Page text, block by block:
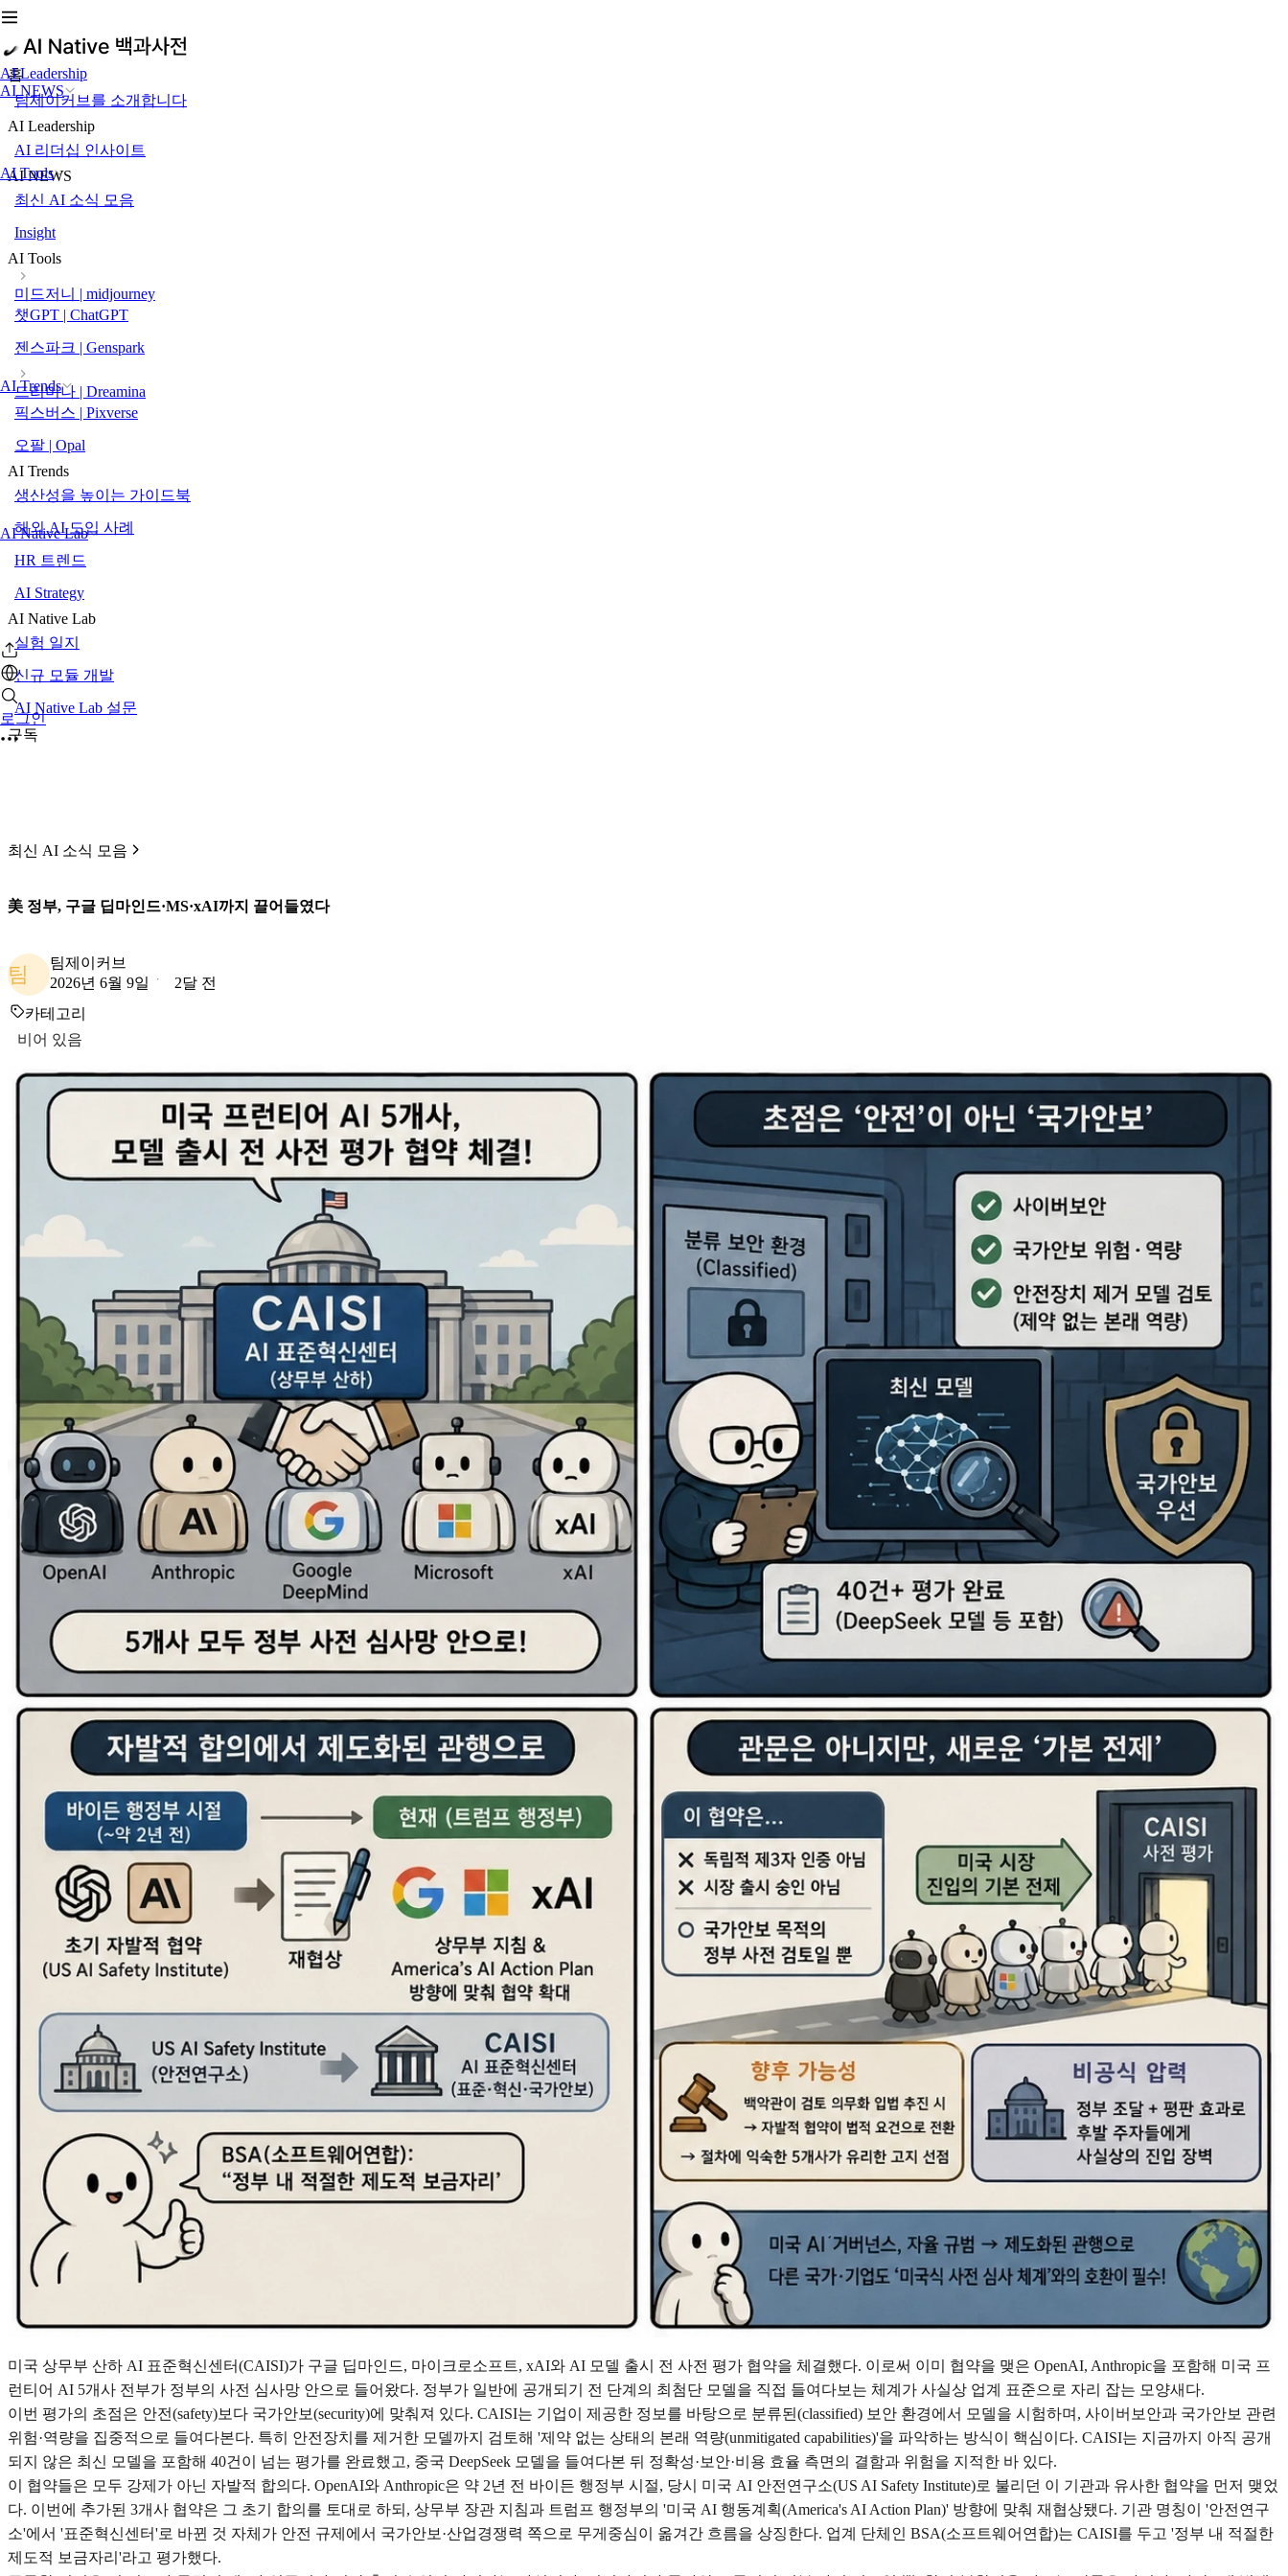
AI Leadership
AI NEWS
AI Tools
AI Trends
AI Native Lab
로그인
홈
팀제이커브를 소개합니다
AI Leadership
AI 리더십 인사이트
AI NEWS
최신 AI 소식 모음
Insight
AI Tools
미드저니 | midjourney
챗GPT | ChatGPT
젠스파크 | Genspark
드리미나 | Dreamina
픽스버스 | Pixverse
오팔 | Opal
AI Trends
생산성을 높이는 가이드북
해외 AI 도입 사례
HR 트렌드
AI Strategy
AI Native Lab
실험 일지
신규 모듈 개발
AI Native Lab 설문
구독
최신 AI 소식 모음
美 정부, 구글 딥마인드·MS·xAI까지 끌어들였다
팀
팀제이커브
2026년 6월 9일
2달 전
카테고리
비어 있음
미국 상무부 산하 AI 표준혁신센터(CAISI)가 구글 딥마인드, 마이크로소프트, xAI와 AI 모델 출시 전 사전 평가 협약을 체결했다. 이로써 이미 협약을 맺은 OpenAI, Anthropic을 포함해 미국 프
런티어 AI 5개사 전부가 정부의 사전 심사망 안으로 들어왔다. 정부가 일반에 공개되기 전 단계의 최첨단 모델을 직접 들여다보는 체계가 사실상 업계 표준으로 자리 잡는 모양새다.
이번 평가의 초점은 안전(safety)보다 국가안보(security)에 맞춰져 있다. CAISI는 기업이 제공한 정보를 바탕으로 분류된(classified) 보안 환경에서 모델을 시험하며, 사이버보안과 국가안보 관련
위험·역량을 집중적으로 들여다본다. 특히 안전장치를 제거한 모델까지 검토해 '제약 없는 상태의 본래 역량(unmitigated capabilities)'을 파악하는 방식이 핵심이다. CAISI는 지금까지 아직 공개
되지 않은 최신 모델을 포함해 40건이 넘는 평가를 완료했고, 중국 DeepSeek 모델을 들여다본 뒤 정확성·보안·비용 효율 측면의 결함과 위험을 지적한 바 있다.
이 협약들은 모두 강제가 아닌 자발적 합의다. OpenAI와 Anthropic은 약 2년 전 바이든 행정부 시절, 당시 미국 AI 안전연구소(US AI Safety Institute)로 불리던 이 기관과 유사한 협약을 먼저 맺었
다. 이번에 추가된 3개사 협약은 그 초기 합의를 토대로 하되, 상무부 장관 지침과 트럼프 행정부의 '미국 AI 행동계획(America's AI Action Plan)' 방향에 맞춰 재협상됐다. 기관 명칭이 '안전연구
소'에서 '표준혁신센터'로 바뀐 것 자체가 안전 규제에서 국가안보·산업경쟁력 쪽으로 무게중심이 옮겨간 흐름을 상징한다. 업계 단체인 BSA(소프트웨어연합)는 CAISI를 두고 '정부 내 적절한
제도적 보금자리'라고 평가했다.